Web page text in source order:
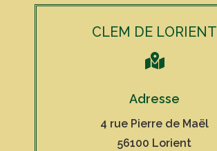
CLEM DE LORIENT

Adresse
4 rue Pierre de Maël
56100 Lorient